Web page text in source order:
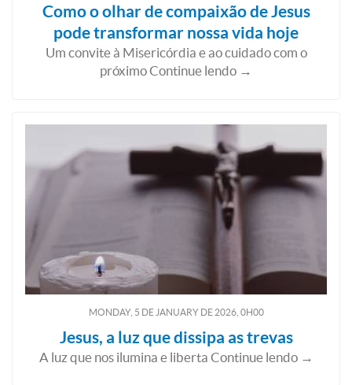
Como o olhar de compaixão de Jesus
pode transformar nossa vida hoje
Um convite à Misericórdia e ao cuidado com o
próximo Continue lendo →
MONDAY, 5 DEJANUARYDE2026, 0H00
Jesus, a luz que dissipa as trevas
A luz que nos ilumina e liberta Continue lendo →